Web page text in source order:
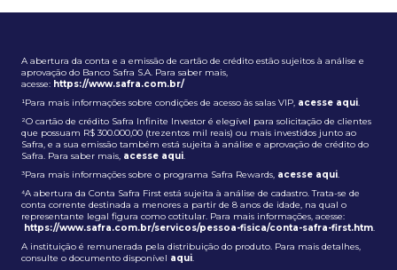
A abertura da conta e a emissão de cartão de crédito estão sujeitos à análise e
aprovação do Banco Safra S.A. Para saber mais,
acesse: https://www.safra.com.br/
¹Para mais informações sobre condições de acesso às salas VIP, acesse aqui.
²O cartão de crédito Safra Infinite Investor é elegível para solicitação de clientes
que possuam R$ 300.000,00 (trezentos mil reais) ou mais investidos junto ao
Safra, e a sua emissão também está sujeita à análise e aprovação de crédito do
Safra. Para saber mais, acesse aqui.
³Para mais informações sobre o programa Safra Rewards, acesse aqui.
⁴A abertura da Conta Safra First está sujeita à análise de cadastro. Trata-se de
conta corrente destinada a menores a partir de 8 anos de idade, na qual o
representante legal figura como cotitular. Para mais informações, acesse:
https://www.safra.com.br/servicos/pessoa-fisica/conta-safra-first.htm.
A instituição é remunerada pela distribuição do produto. Para mais detalhes,
consulte o documento disponível aqui.